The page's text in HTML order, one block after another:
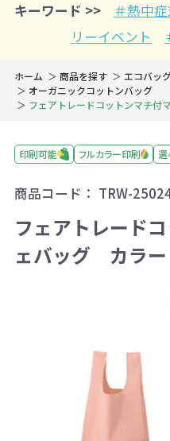
キーワード >>
＃熱中
リーイベント
ホーム 商品を探す
エコバッ
オーガニックコットンバッグ
フェアトレードコットンマチ
印刷可能 フルカラー印刷 選
商品コード： TRW-
フェアトレード
ェバッグ カラー